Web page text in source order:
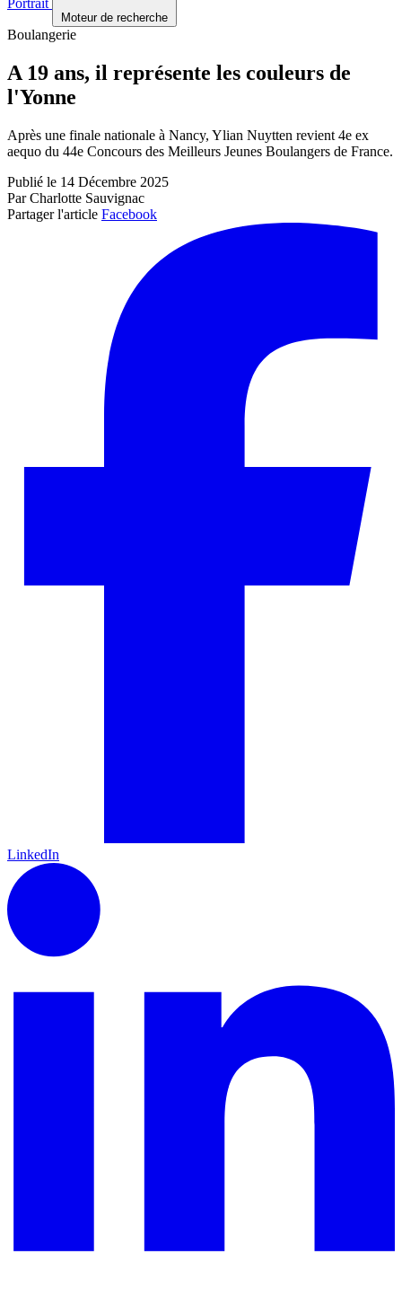
Portrait
Moteur de recherche
Boulangerie
A 19 ans, il représente les couleurs de
l'Yonne
Après une finale nationale à Nancy, Ylian Nuytten revient 4e ex
aequo du 44e Concours des Meilleurs Jeunes Boulangers de France.
Publié le 14 Décembre 2025
Par Charlotte Sauvignac
Partager l'article Facebook
LinkedIn